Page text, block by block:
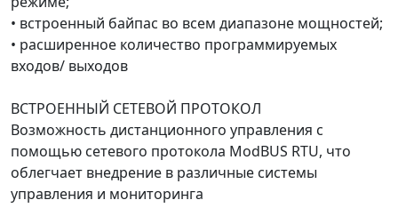
• встроенный байпас во всем диапазоне мощностей;
• расширенное количество программируемых
входов/ выходов
ВСТРОЕННЫЙ СЕТЕВОЙ ПРОТОКОЛ
Возможность дистанционного управления с
помощью сетевого протокола ModBUS RTU, что
облегчает внедрение в различные системы
управления и мониторинга